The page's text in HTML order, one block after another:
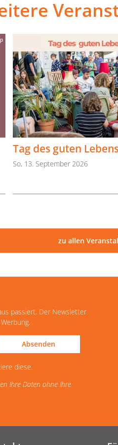
Tag des guten
So, 13. September 2026
zu allen
passiert. Der Newsletter
Absenden
diese.
Ihre Daten ohne Ihre